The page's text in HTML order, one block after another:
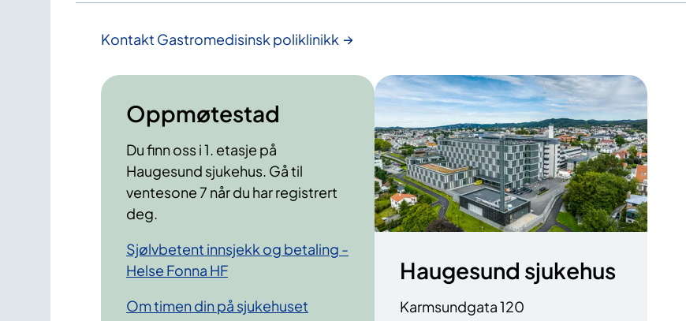
Kontakt Gastromedisinsk poliklinikk
Oppmøtestad
Du finn oss i 1. etasje på
Haugesund sjukehus. Gå til
ventesone 7 når du har registrert
deg.
Sjølvbetent innsjekk og betaling -
Helse Fonna HF
Om timen din på sjukehuset
Haugesund sjukehus
Karmsundgata 120